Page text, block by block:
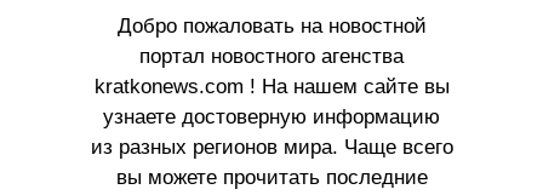
Добро пожаловать на новостной
портал новостного агенства
kratkonews.com ! На нашем сайте вы
узнаете достоверную информацию
из разных регионов мира. Чаще всего
вы можете прочитать последние